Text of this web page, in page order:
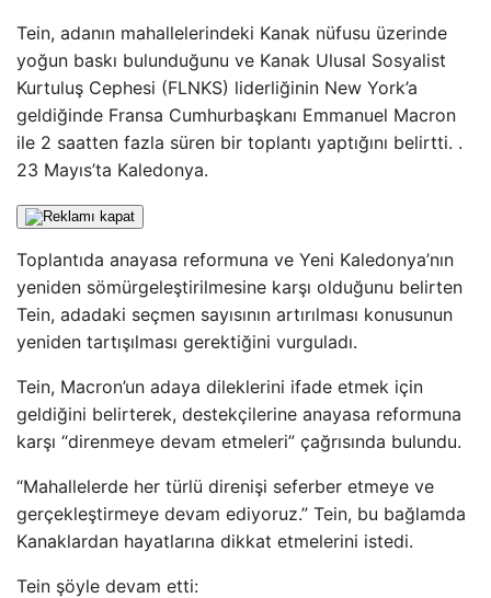
Tein, adanın mahallelerindeki Kanak nüfusu üzerinde
yoğun baskı bulunduğunu ve Kanak Ulusal Sosyalist
Kurtuluş Cephesi (FLNKS) liderliğinin New York’a
geldiğinde Fransa Cumhurbaşkanı Emmanuel Macron
ile 2 saatten fazla süren bir toplantı yaptığını belirtti. .
23 Mayıs’ta Kaledonya.
Toplantıda anayasa reformuna ve Yeni Kaledonya’nın
yeniden sömürgeleştirilmesine karşı olduğunu belirten
Tein, adadaki seçmen sayısının artırılması konusunun
yeniden tartışılması gerektiğini vurguladı.
Tein, Macron’un adaya dileklerini ifade etmek için
geldiğini belirterek, destekçilerine anayasa reformuna
karşı “direnmeye devam etmeleri” çağrısında bulundu.
“Mahallelerde her türlü direnişi seferber etmeye ve
gerçekleştirmeye devam ediyoruz.” Tein, bu bağlamda
Kanaklardan hayatlarına dikkat etmelerini istedi.
Tein şöyle devam etti: